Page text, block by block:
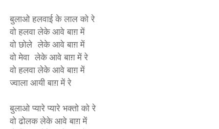
बुलाओ हलवाई के लाल को रे
वो हलवा लेके आवे बाग़ में
वो छोले लेके आवे बाग़ में
वो मेवा लेके आवे बाग़ में रे
वो हलवा लेके आवे बाग़ में
ज्वाला आयी बाग़ में रे
बुलाओ प्यारे प्यारे भक्तो को रे
वो ढोलक लेके आवे बाग़ में